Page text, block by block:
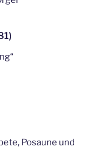
Posaune und